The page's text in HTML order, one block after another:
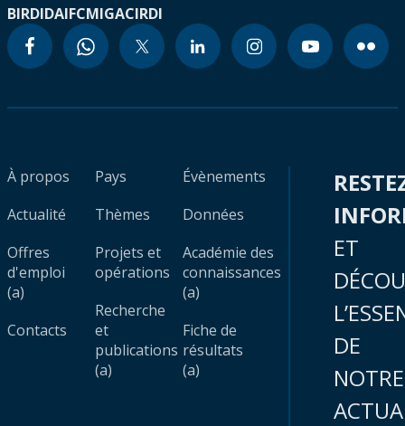
BIRDIDAIFCMIGACIRDI
À propos
Actualité
Offres
d'emploi
(a)
Contacts
Pays
Thèmes
Projets et
opérations
Recherche
et
publications
(a)
Évènements
Données
Académie des
connaissances
(a)
Fiche de
résultats
(a)
ET
DE
NOTRE